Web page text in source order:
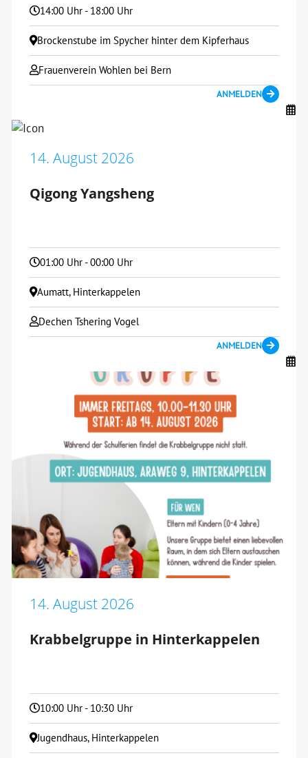
14:00 Uhr - 18:00 Uhr
Brockenstube im Spycher hinter dem Kipferhaus
Frauenverein Wohlen bei Bern
ANMELDEN
14. August 2026
Qigong Yangsheng
01:00 Uhr - 00:00 Uhr
Aumatt, Hinterkappelen
Dechen Tshering Vogel
ANMELDEN
14. August 2026
Krabbelgruppe in Hinterkappelen
10:00 Uhr - 10:30 Uhr
Jugendhaus, Hinterkappelen